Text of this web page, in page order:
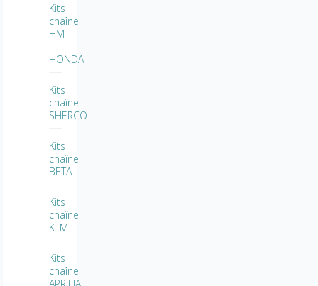
Kits
chaîne
HM
-
HONDA
Kits
chaîne
SHERCO
Kits
chaîne
BETA
Kits
chaîne
KTM
Kits
chaîne